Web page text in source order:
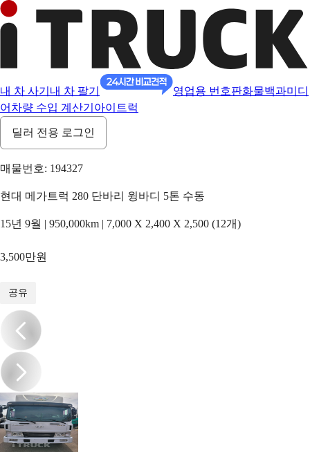
내 차 사기 내 차 팔기 영업용 번호판화물백과미디
어 차량 수입 계산기 아이트럭
딜러 전용 로그인
매물번호: 194327
현대 메가트럭 280 단바리 윙바디 5톤 수동
15년 9월 | 950,000km | 7,000 X 2,400 X 2,500 (12개)
3,500만원
공유
/10